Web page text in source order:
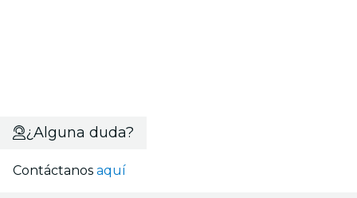
¿Alguna duda?
Contáctanos aquí